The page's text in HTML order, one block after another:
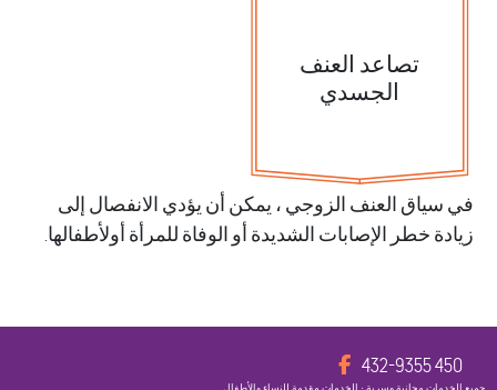
العنف الزوجي ، يمكن أن يؤدي الانفصال إلى
خطر الإصابات الشديدة أو الوفاة للمرأة أولأطفالها.
تصاعد العنف
الجسدي
مجانية وسرية • الخدمات مقدمة للنساء والأطفال